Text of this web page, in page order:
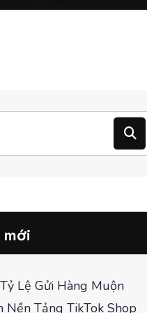
Lệ Gửi Hàng Muộn
Nền Tảng TikTok Shop